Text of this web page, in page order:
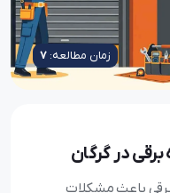
زمان مطالعه: 7
در گرگان
باعث مشکلات